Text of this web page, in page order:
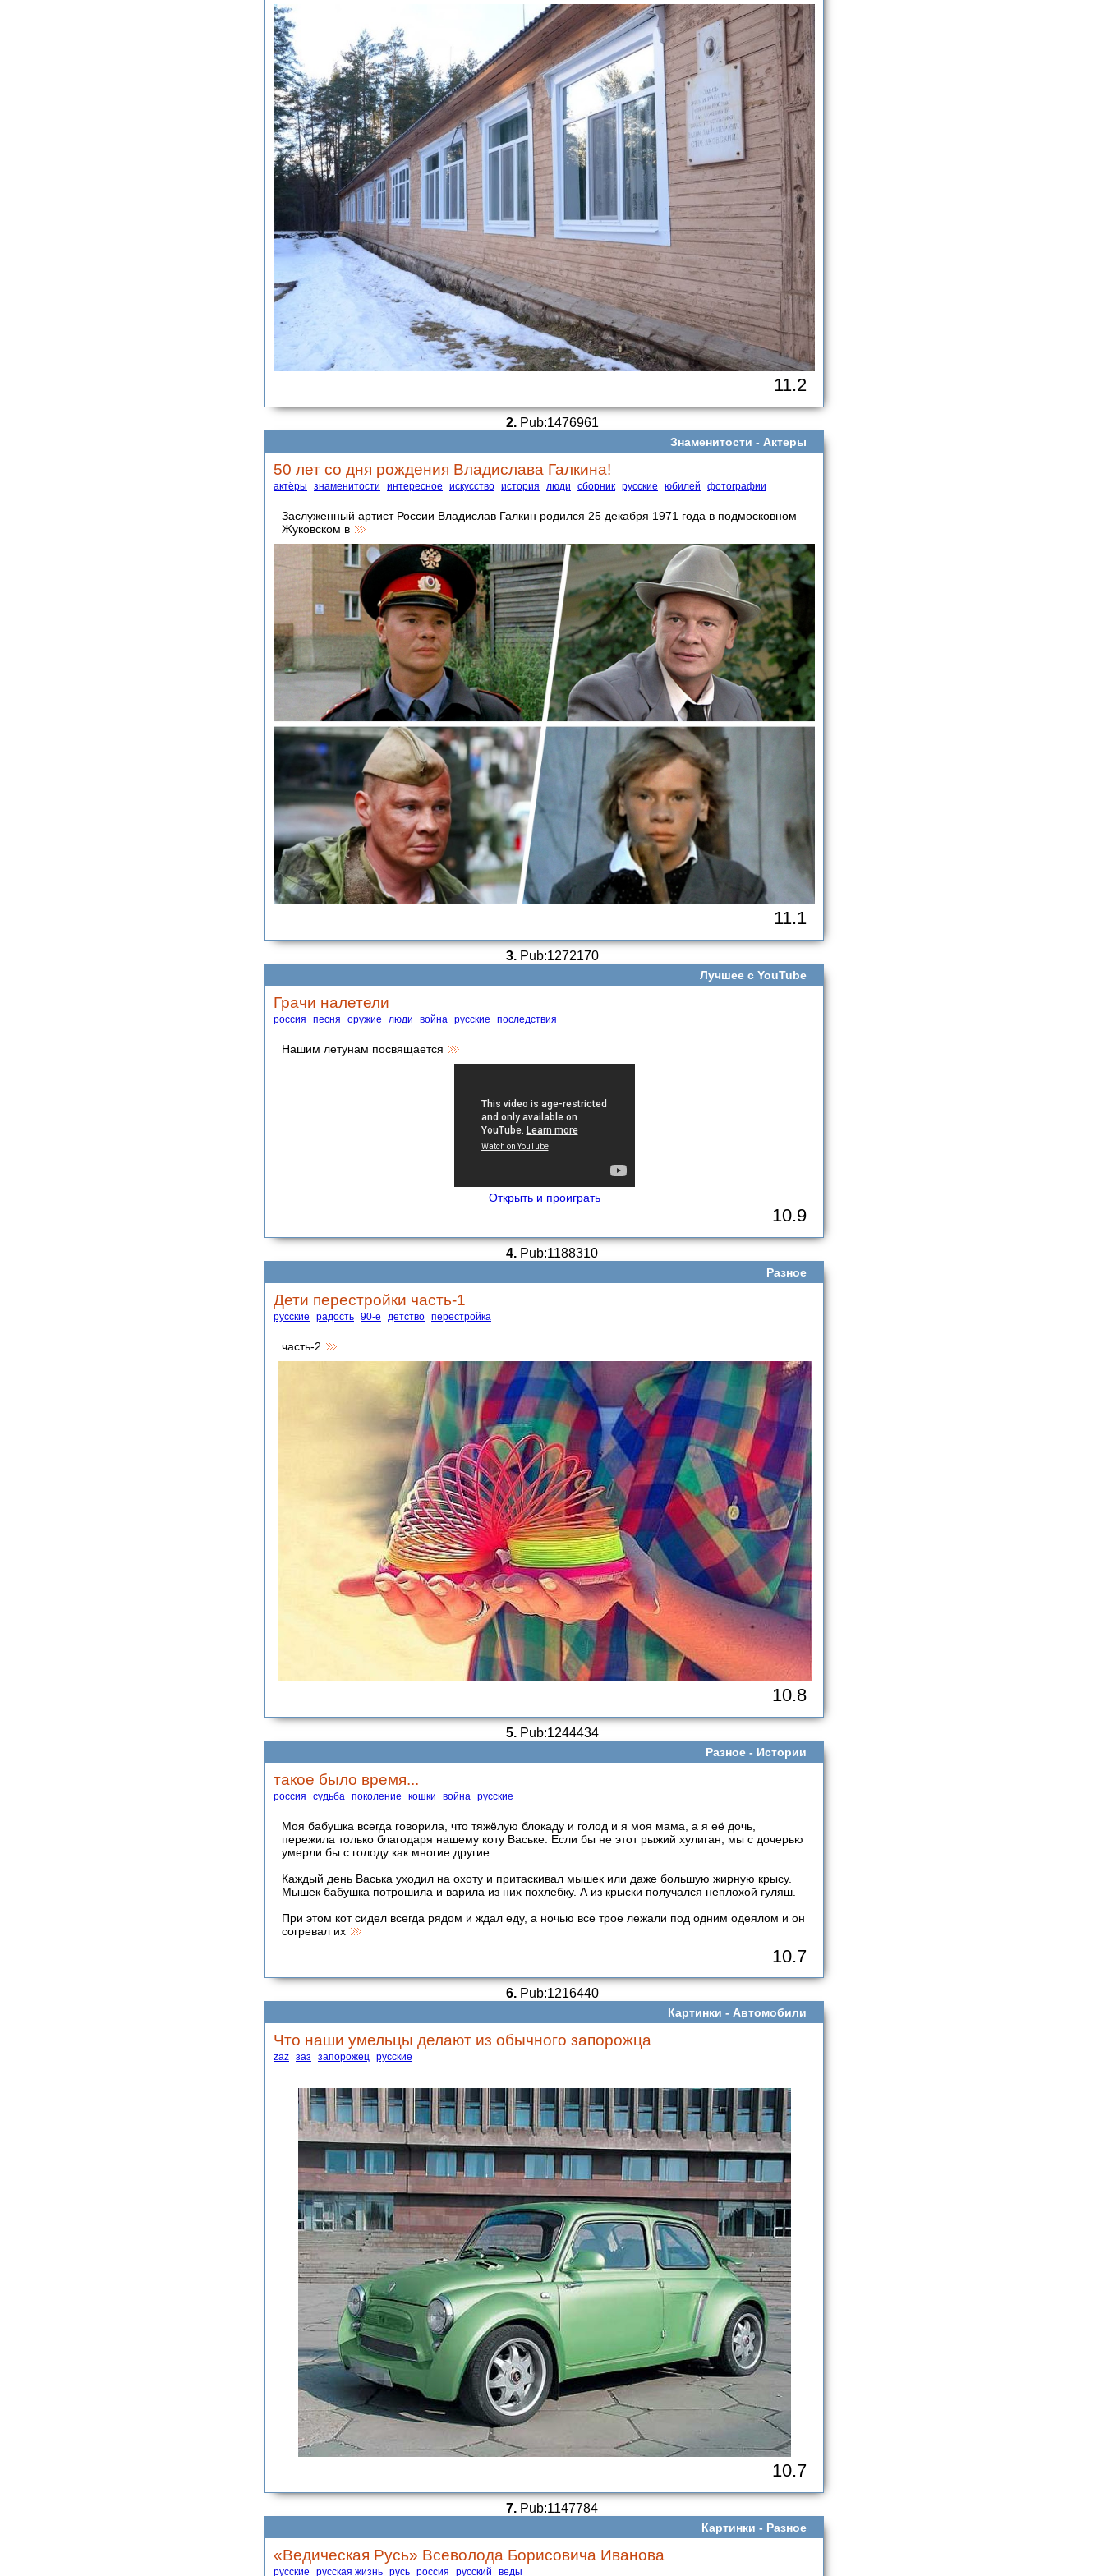
11.2
2.Pub:1476961
Знаменитости - Актеры
50 лет со дня рождения Владислава Галкина!
актёры знаменитости интересное искусство история люди сборник русские юбилей фотографии
Заслуженный артист России Владислав Галкин родился 25 декабря 1971 года в подмосковном
Жуковском в
11.1
3.Pub:1272170
Лучшее с YouTube
Грачи налетели
россия песня оружие люди война русские последствия
Нашим летунам посвящается
Открыть и проиграть
10.9
4. Pub:1188310
Разное
Дети перестройки часть-1
русские радость 90-е детство перестройка
часть-2
10.8
5.Pub:1244434
Разное - Истории
такое было время...
россия судьба поколение кошки война русские
Моя бабушка всегда говорила, что тяжёлую блокаду и голод и я моя мама, а я её дочь,
пережила только благодаря нашему коту Ваське. Если бы не этот рыжий хулиган, мы с дочерью
умерли бы с голоду как многие другие.
Каждый день Васька уходил на охоту и притаскивал мышек или даже большую жирную крысу.
Мышек бабушка потрошила и варила из них похлебку. А из крыски получался неплохой гуляш.
При этом кот сидел всегда рядом и ждал еду, а ночью все трое лежали под одним одеялом и он
согревал их
10.7
6.Pub:1216440
Картинки - Автомобили
Что наши умельцы делают из обычного запорожца
zaz заз запорожец русские
10.7
7. Pub:1147784
Картинки - Разное
«Ведическая Русь» Всеволода Борисовича Иванова
русские русская жизнь русь россия русский веды